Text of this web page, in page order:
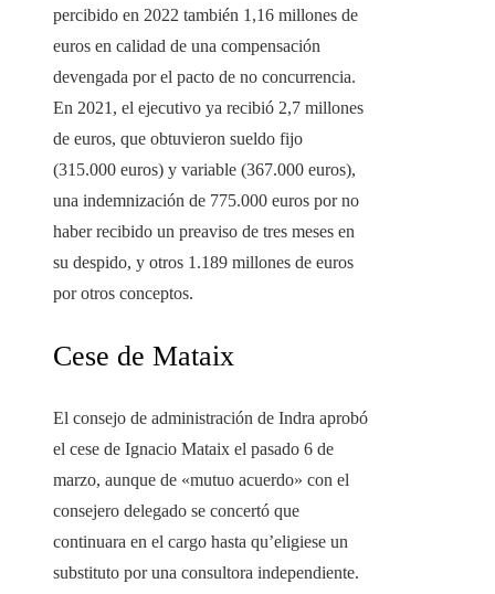
percibido en 2022 también 1,16 millones de
euros en calidad de una compensación
devengada por el pacto de no concurrencia.
En 2021, el ejecutivo ya recibió 2,7 millones
de euros, que obtuvieron sueldo fijo
(315.000 euros) y variable (367.000 euros),
una indemnización de 775.000 euros por no
haber recibido un preaviso de tres meses en
su despido, y otros 1.189 millones de euros
por otros conceptos.
Cese de Mataix
El consejo de administración de Indra aprobó
el cese de Ignacio Mataix el pasado 6 de
marzo, aunque de «mutuo acuerdo» con el
consejero delegado se concertó que
continuara en el cargo hasta qu’eligiese un
substituto por una consultora independiente.